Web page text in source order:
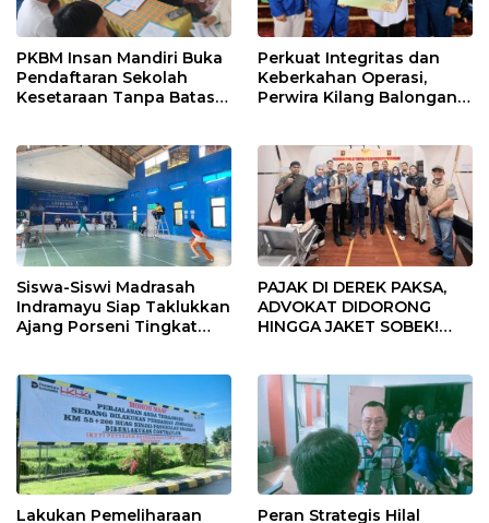
PKBM Insan Mandiri Buka
Pendaftaran Sekolah
Kesetaraan Tanpa Batas
Perkuat Integritas dan
Keberkahan Operasi,
Perwira Kilang Balongan
Siswa-Siswi Madrasah
Indramayu Siap Taklukkan
Ajang Porseni Tingkat
PAJAK DI DEREK PAKSA,
ADVOKAT DIDORONG
HINGGA JAKET SOBEK!
Pekanbaru!
Lakukan Pemeliharaan
Peran Strategis Hilal